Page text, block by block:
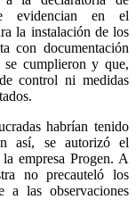
evidencian en el
la instalación de los
con documentación
se cumplieron y que,
control ni medidas
habrían tenido
así, se autorizó el
empresa Progen. A
no precauteló los
a las observaciones